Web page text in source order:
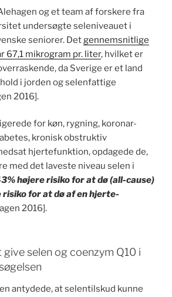
og et team af forskere fra
undersøgte seleniveauet i
seniorer. Det gennemsnitlige
67,1 mikrogram pr. liter, hvilket er
da Sverige er et land
i jorden og selenfattige
2016].
for køn, rygning, koronar-
kronisk obstruktiv
hjertefunktion, opdagede de,
med det laveste niveau selen i
højere risiko for at dø (all-cause)
risiko for at dø af en hjerte-
2016].
selen og coenzym Q10 i
antydede, at selentilskud kunne